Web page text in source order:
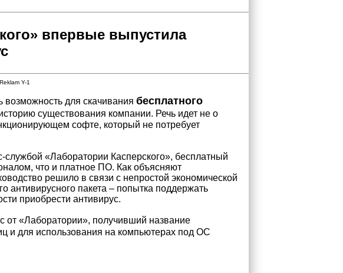
впервые выпустила
Reklam Y-1
возможность для скачивания бесплатного
существования компании. Речь идет не о
софте, который не потребует
«Лаборатории Касперского», бесплатный
что и платное ПО. Как объясняют
решило в связи с непростой экономической
антивирусного пакета – попытка поддержать
приобрести антивирус.
от «Лаборатории», получивший название
и для использования на компьютерах под ОС